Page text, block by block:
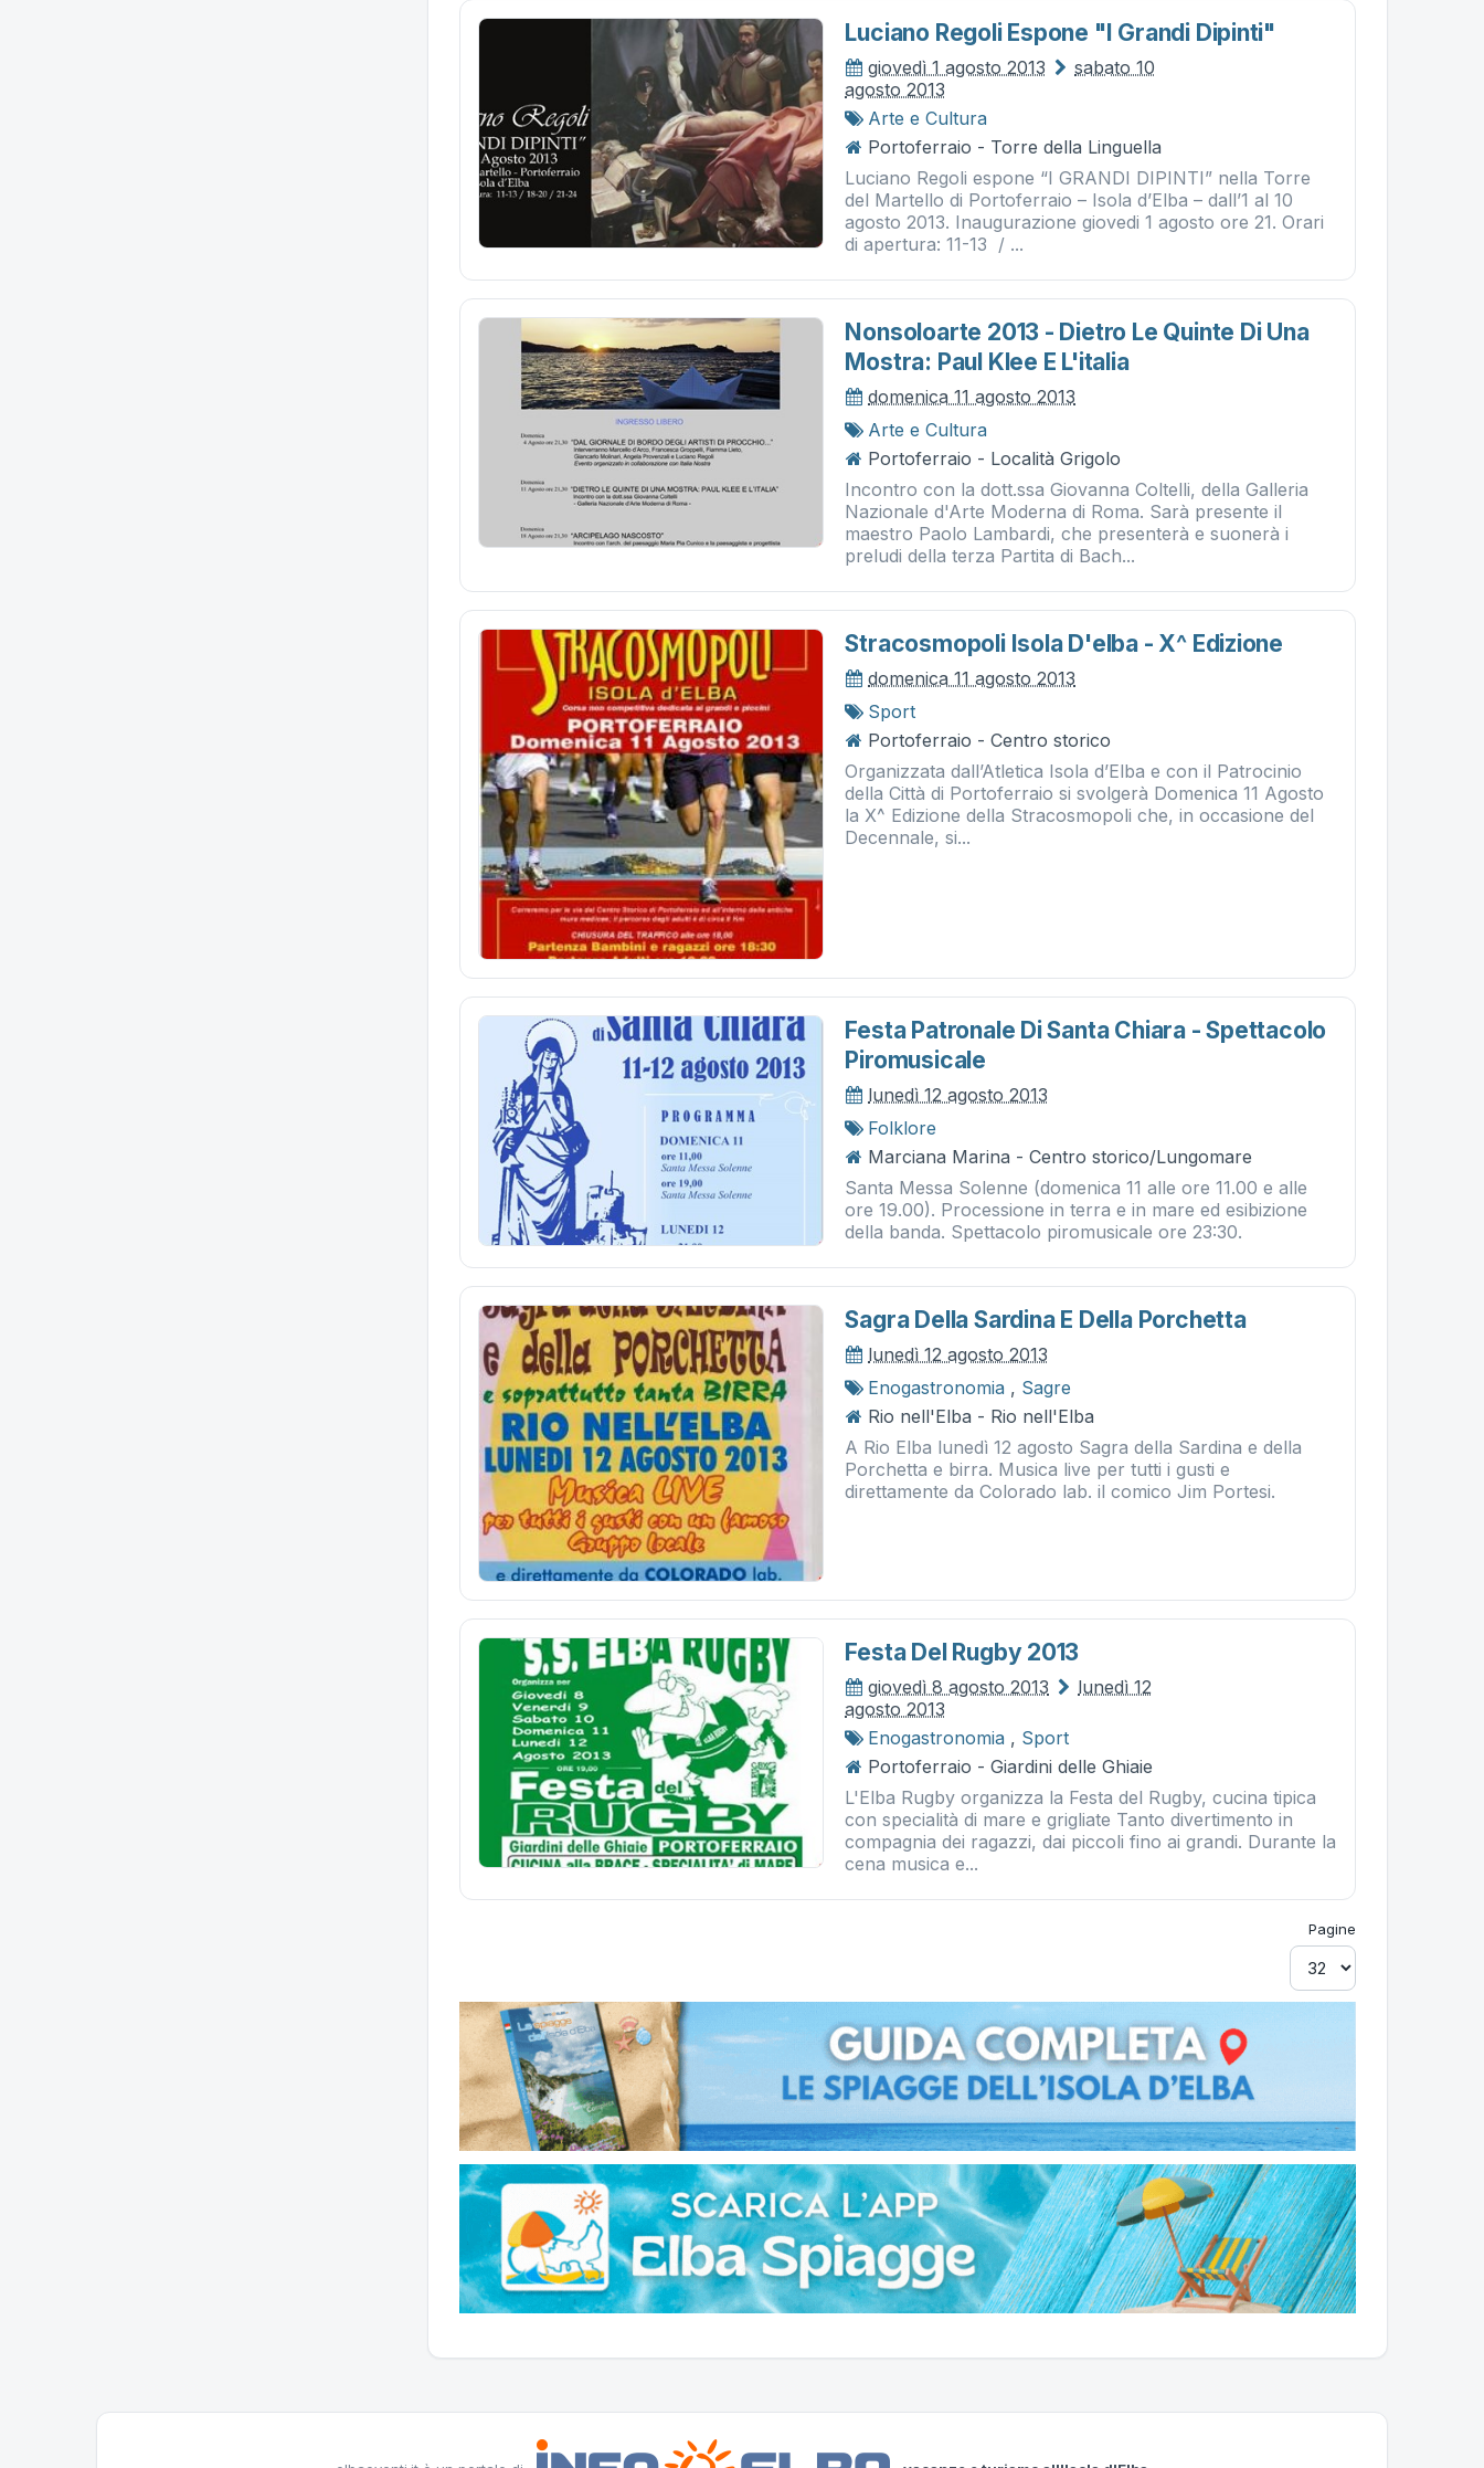
Luciano Regoli Espone "i Grandi Dipinti"
giovedì 1 agosto 2013
sabato 10
agosto 2013
Arte e Cultura
Portoferraio - Torre della Linguella
Luciano Regoli espone “I GRANDI DIPINTI” nella Torre
del Martello di Portoferraio – Isola d’Elba – dall’1 al 10
agosto 2013. Inaugurazione giovedi 1 agosto ore 21. Orari
di apertura: 11-13 / ...
Nonsoloarte 2013 - Dietro Le Quinte Di Una
Mostra: Paul Klee E L'italia
domenica 11 agosto 2013
Arte e Cultura
Portoferraio - Località Grigolo
Incontro con la dott.ssa Giovanna Coltelli, della Galleria
Nazionale d'Arte Moderna di Roma. Sarà presente il
maestro Paolo Lambardi, che presenterà e suonerà i
preludi della terza Partita di Bach...
Stracosmopoli Isola D'elba - X^ Edizione
domenica 11 agosto 2013
Sport
Portoferraio - Centro storico
Organizzata dall’Atletica Isola d’Elba e con il Patrocinio
della Città di Portoferraio si svolgerà Domenica 11 Agosto
la X^ Edizione della Stracosmopoli che, in occasione del
Decennale, si...
Festa Patronale Di Santa Chiara - Spettacolo
Piromusicale
lunedì 12 agosto 2013
Folklore
Marciana Marina - Centro storico/Lungomare
Santa Messa Solenne (domenica 11 alle ore 11.00 e alle
ore 19.00). Processione in terra e in mare ed esibizione
della banda. Spettacolo piromusicale ore 23:30.
Sagra Della Sardina E Della Porchetta
lunedì 12 agosto 2013
Enogastronomia , Sagre
Rio nell'Elba - Rio nell'Elba
A Rio Elba lunedì 12 agosto Sagra della Sardina e della
Porchetta e birra. Musica live per tutti i gusti e
direttamente da Colorado lab. il comico Jim Portesi.
Festa Del Rugby 2013
giovedì 8 agosto 2013
lunedì 12
agosto 2013
Enogastronomia , Sport
Portoferraio - Giardini delle Ghiaie
L'Elba Rugby organizza la Festa del Rugby, cucina tipica
con specialità di mare e grigliate Tanto divertimento in
compagnia dei ragazzi, dai piccoli fino ai grandi. Durante la
cena musica e...
Pagine